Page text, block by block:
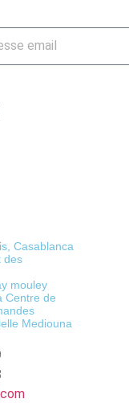
Casablanca
des
mouley
Centre de
Mediouna